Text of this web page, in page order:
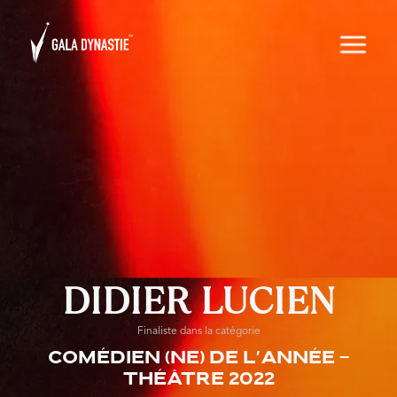
DIDIER LUCIEN
Finaliste dans la catégorie
Comédien (ne) de l'année -
Théâtre 2022